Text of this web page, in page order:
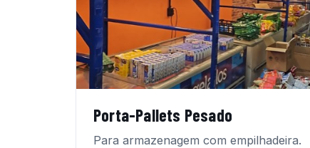
Porta-Pallets Pesado
Para armazenagem com empilhadeira.